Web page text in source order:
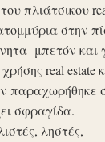
πλιάτσικου
στην
-μπετόν και
real estate
παραχωρήθηκε
σφραγίδα.
ληστές,